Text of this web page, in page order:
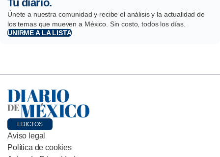
Tu diario.
Únete a nuestra comunidad y recibe el análisis y la actualidad de
los temas que mueven a México. Sin costo, todos los días.
UNIRME A LA LISTA
EDICTOS
Aviso legal
Política de cookies